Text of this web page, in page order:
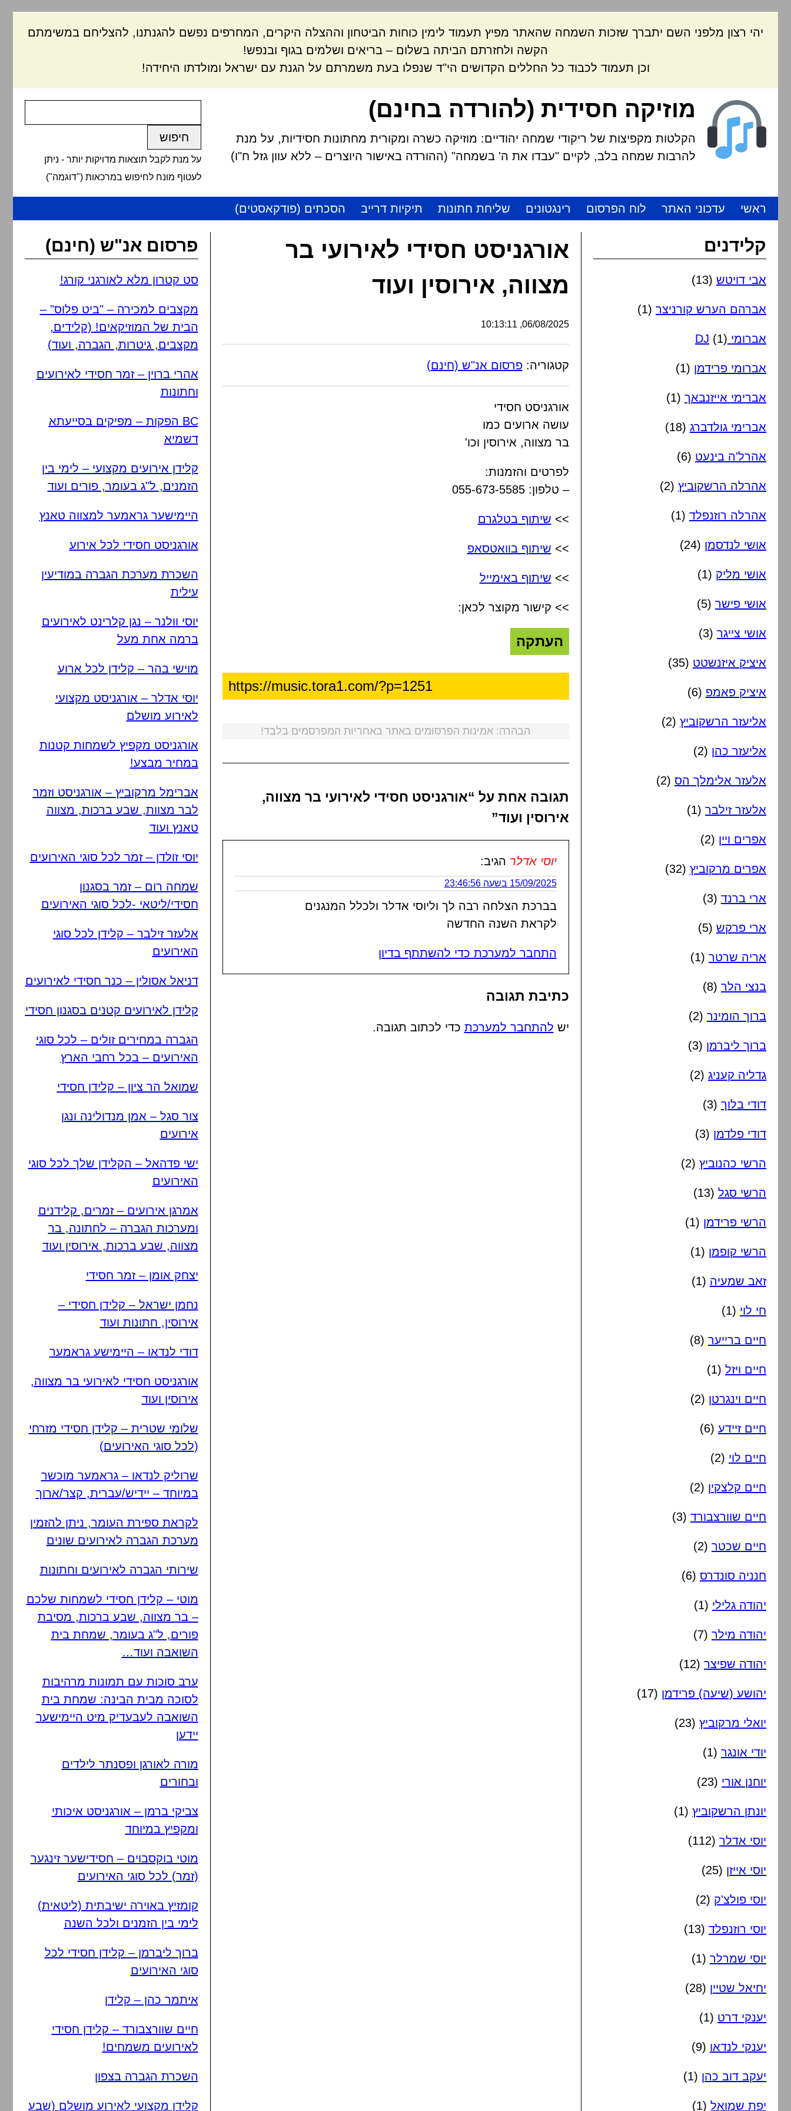
יהי רצון מלפני השם יתברך שזכות השמחה שהאתר מפיץ תעמוד לימין כוחות הביטחון וההצלה היקרים, המחרפים נפשם להגנתנו, להצליחם במשימתם
הקשה ולחזרתם הביתה בשלום – בריאים ושלמים בגוף ובנפש!
וכן תעמוד לכבוד כל החללים הקדושים הי"ד שנפלו בעת משמרתם על הגנת עם ישראל ומולדתו היחידה!
מוזיקה חסידית (להורדה בחינם)
הקלטות מקפיצות של ריקודי שמחה יהודיים: מוזיקה כשרה ומקורית מחתונות חסידיות, על מנת
להרבות שמחה בלב, לקיים "עבדו את ה' בשמחה" (ההורדה באישור היוצרים – ללא עוון גזל ח"ו)
על מנת לקבל תוצאות מדויקות יותר - ניתן
לעטוף מונח לחיפוש במרכאות ("דוגמה")
ראשי עדכוני האתר לוח הפרסום רינגטונים שליחת חתונות תיקיות דרייב הסכתים (פודקאסטים)
אורגניסט חסידי לאירועי בר
מצווה, אירוסין ועוד
06/08/2025, 10:13:11
קטגוריה:פרסום אנ"ש (חינם)
אורגניסט חסידי
עושה ארועים כמו
בר מצווה, אירוסין וכו'
לפרטים והזמנות:
– טלפון: 055-673-5585
>> שיתוף בטלגרם
>> שיתוף בוואטסאפ
>> שיתוף באימייל
>> קישור מקוצר לכאן:
העתקה
הבהרה: אמינות הפרסומים באתר באחריות המפרסמים בלבד!
תגובה אחת על “אורגניסט חסידי לאירועי בר מצווה,
אירוסין ועוד”
יוסי אדלר הגיב:
15/09/2025 בשעה 23:46:56
בברכת הצלחה רבה לך וליוסי אדלר ולכלל המנגנים
לקראת השנה החדשה
התחבר למערכת כדי להשתתף בדיון
כתיבת תגובה
יש להתחבר למערכת כדי לכתוב תגובה.
קלידנים
אבי דויטש (13)
אברהם הערש קורניצר (1)
אברומי DJ (1)
אברומי פרידמן (1)
אברימי אייזנבאך (1)
אברימי גולדברג (18)
אהרל'ה בינעט (6)
אהרלה הרשקוביץ (2)
אהרלה רוזנפלד (1)
אושי לנדסמן (24)
אושי מליק (1)
אושי פישר (5)
אושי צייגר (3)
איציק איזנשטט (35)
איציק פאמפ (6)
אליעזר הרשקוביץ (2)
אליעזר כהן (2)
אלעזר אלימלך הס (2)
אלעזר זילבר (1)
אפרים ויין (2)
אפרים מרקוביץ (32)
ארי ברנד (3)
ארי פרקש (5)
אריה שרטר (1)
בנצי הלר (8)
ברוך הומינר (2)
ברוך ליברמן (3)
גדליה קעניג (2)
דודי בלוך (3)
דודי פלדמן (3)
הרשי כהנוביץ (2)
הרשי סגל (13)
הרשי פרידמן (1)
הרשי קופמן (1)
זאב שמעיה (1)
חי לוי (1)
חיים ברייער (8)
חיים ויזל (1)
חיים וינגרטן (2)
חיים זיידע (6)
חיים לוי (2)
חיים קלצקין (2)
חיים שוורצבורד (3)
חיים שכטר (2)
חנניה סונדרס (6)
יהודה גלילי (1)
יהודה מילר (7)
יהודה שפיצר (12)
יהושע (שיעה) פרידמן (17)
יואלי מרקוביץ (23)
יודי אונגר (1)
יוחנן אורי (23)
יונתן הרשקוביץ (1)
יוסי אדלר (112)
יוסי אייזן (25)
יוסי פולצ'ק (2)
יוסי רוזנפלד (13)
יוסי שמרלר (1)
יחיאל שטיין (28)
יענקי דרט (1)
יענקי לנדאו (9)
יעקב דוב כהן (1)
יפת שמואל (1)
פרסום אנ"ש (חינם)
סט קטרון מלא לאורגני קורג!
מקצבים למכירה – "ביט פלוס" –
הבית של המוזיקאים! (קלידים,
מקצבים, גיטרות, הגברה, ועוד)
אהרי ברוין – זמר חסידי לאירועים
וחתונות
BC הפקות – מפיקים בסייעתא
דשמיא
קלידן אירועים מקצועי – לימי בין
הזמנים, ל"ג בעומר, פורים ועוד
היימישער גראמער למצווה טאנץ
אורגניסט חסידי לכל אירוע
השכרת מערכת הגברה במודיעין
עילית
יוסי וולנר – נגן קלרינט לאירועים
ברמה אחת מעל
מוישי בהר – קלידן לכל ארוע
יוסי אדלר – אורגניסט מקצועי
לאירוע מושלם
אורגניסט מקפיץ לשמחות קטנות
במחיר מבצע!
אברימל מרקוביץ – אורגניסט וזמר
לבר מצוות, שבע ברכות, מצווה
טאנץ ועוד
יוסי זולדן – זמר לכל סוגי האירועים
שמחה רום – זמר בסגנון
חסידי/ליטאי -לכל סוגי האירועים
אלעזר זילבר – קלידן לכל סוגי
האירועים
דניאל אסולין – כנר חסידי לאירועים
קלידן לאירועים קטנים בסגנון חסידי
הגברה במחירים זולים – לכל סוגי
האירועים – בכל רחבי הארץ
שמואל הר ציון – קלידן חסידי
צור סגל – אמן מנדולינה ונגן
אירועים
ישי פדהאל – הקלידן שלך לכל סוגי
האירועים
אמרגן אירועים – זמרים, קלידנים
ומערכות הגברה – לחתונה, בר
מצווה, שבע ברכות, אירוסין ועוד
יצחק אומן – זמר חסידי
נחמן ישראל – קלידן חסידי –
אירוסין, חתונות ועוד
דודי לנדאו – היימישע גראמער
אורגניסט חסידי לאירועי בר מצווה,
אירוסין ועוד
שלומי שטרית – קלידן חסידי מזרחי
(לכל סוגי האירועים)
שרוליק לנדאו – גראמער מוכשר
במיוחד – יידיש/עברית, קצר/ארוך
לקראת ספירת העומר, ניתן להזמין
מערכת הגברה לאירועים שונים
שירותי הגברה לאירועים וחתונות
מוטי – קלידן חסידי לשמחות שלכם
– בר מצווה, שבע ברכות, מסיבת
פורים, ל"ג בעומר, שמחת בית
השואבה ועוד…
ערב סוכות עם תמונות מרהיבות
לסוכה מבית הבינה: שמחת בית
השואבה לעבעדיק מיט היימישער
יידען
מורה לאורגן ופסנתר לילדים
ובחורים
צביקי ברמן – אורגניסט איכותי
ומקפיץ במיוחד
מוטי בוקסבוים – חסידישער זינגער
(זמר) לכל סוגי האירועים
קומזיץ באוירה ישיבתית (ליטאית)
לימי בין הזמנים ולכל השנה
ברוך ליברמן – קלידן חסידי לכל
סוגי האירועים
איתמר כהן – קלידן
חיים שוורצבורד – קלידן חסידי
לאירועים משמחים!
השכרת הגברה בצפון
קלידן מקצועי לאירוע מושלם (שבע